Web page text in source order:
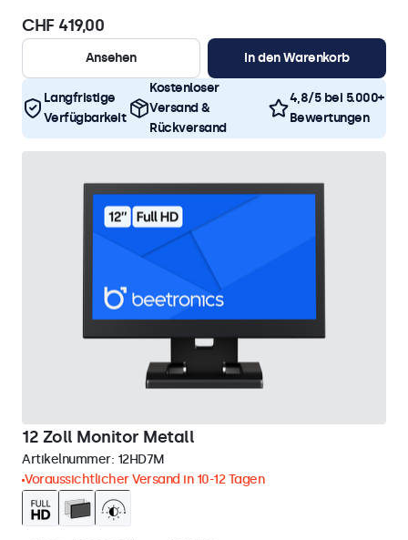
CHF 419,00
Ansehen In den Warenkorb
Langfristige
Verfügbarkeit
Kostenloser
Versand &
Rückversand
4,8/5 bei 5.000+
Bewertungen
12 Zoll Monitor Metall
Artikelnummer: 12HD7M
Voraussichtlicher Versand in 10-12 Tagen